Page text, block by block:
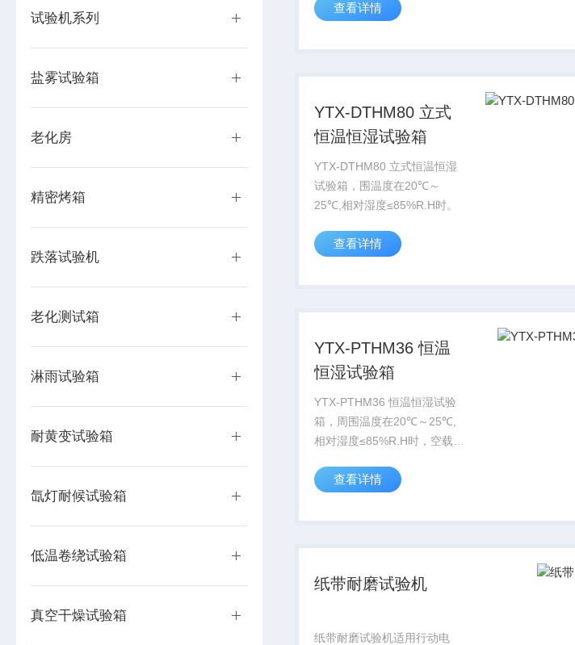
试验机系列
盐雾试验箱
老化房
精密烤箱
跌落试验机
老化测试箱
淋雨试验箱
耐黄变试验箱
氙灯耐候试验箱
低温卷绕试验箱
真空干燥试验箱
查看详情
YTX-DTHM80 立式
恒温恒湿试验箱
YTX-DTHM80 立式恒温恒湿
试验箱，围温度在20℃～
25℃,相对湿度≤85%R.H时。
查看详情
YTX-PTHM36 恒温
恒湿试验箱
YTX-PTHM36 恒温恒湿试验
箱，周围温度在20℃～25℃,
相对湿度≤85%R.H时，空载条
查看详情
纸带耐磨试验机
纸带耐磨试验机适用行动电